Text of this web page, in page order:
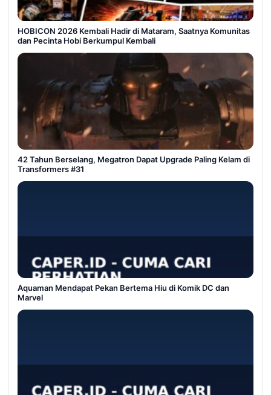
HOBICON 2026 Kembali Hadir di Mataram, Saatnya Komunitas
dan Pecinta Hobi Berkumpul Kembali
42 Tahun Berselang, Megatron Dapat Upgrade Paling Kelam di
Transformers #31
Aquaman Mendapat Pekan Bertema Hiu di Komik DC dan
Marvel